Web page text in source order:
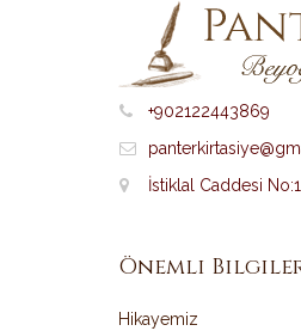
+902122443869
İstiklal Caddesi
Önemli
Hikayemiz